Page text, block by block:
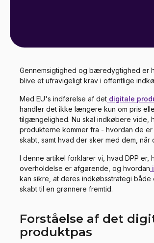
Gennemsigtighed og bæredygtighed er
blive et ufravigeligt krav i offentlige
Med EU's indførelse af det digitale
handler det ikke længere kun om pris
tilgængelighed. Nu skal indkøbere vide,
produkterne kommer fra - hvordan de
skabt, samt hvad der sker med dem, når
I denne artikel forklarer vi, hvad DPP er,
overholdelse er afgørende, og hvordan
kan sikre, at deres indkøbsstrategi både
skabt til en grønnere fremtid.
Forståelse af det
produktpas